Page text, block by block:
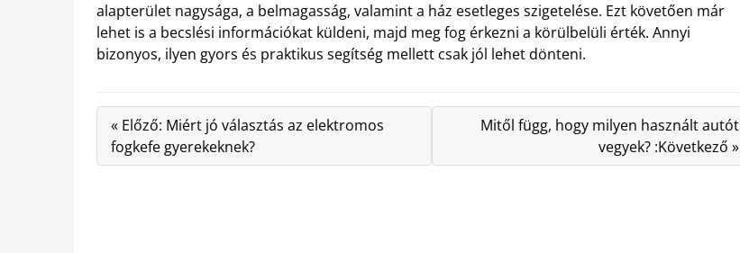
alapterület nagysága, a belmagasság, valamint a ház esetleges szigetelése. Ezt követően már
lehet is a becslési információkat küldeni, majd meg fog érkezni a körülbelüli érték. Annyi
bizonyos, ilyen gyors és praktikus segítség mellett csak jól lehet dönteni.
« Előző: Miért jó választás az elektromos
fogkefe gyerekeknek?
Mitől függ, hogy milyen használt autót
vegyek? :Következő »